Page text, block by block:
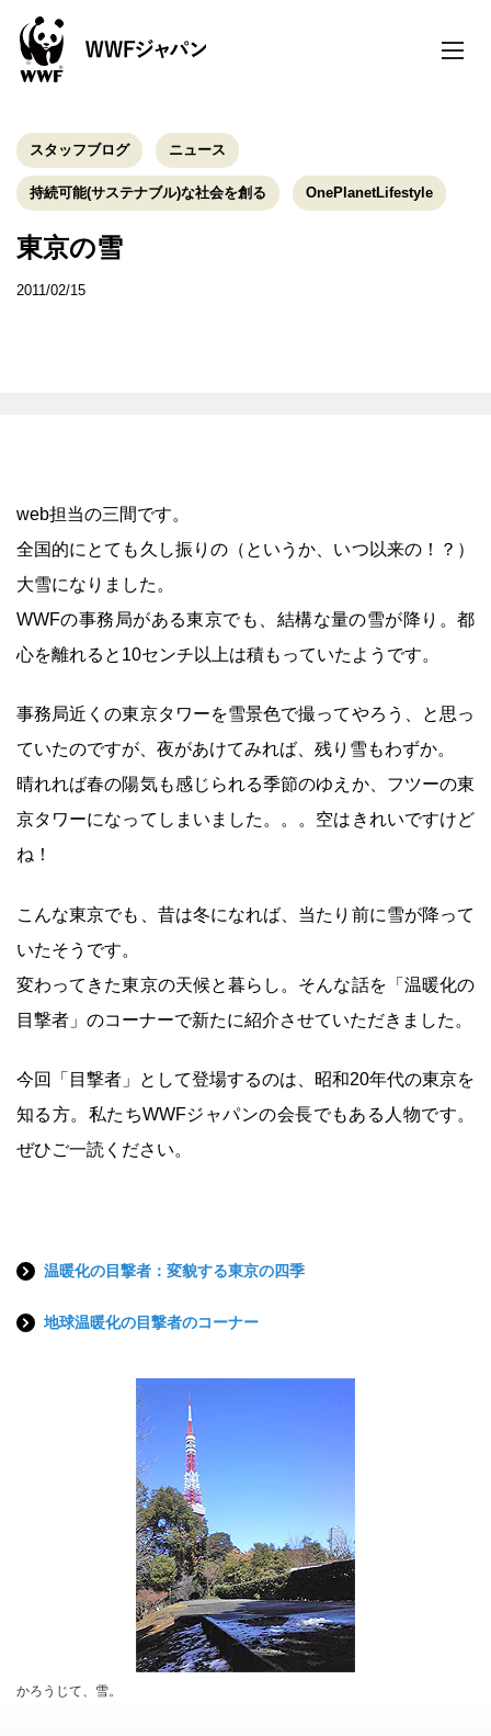
toggle
スタッフブログ ニュース
持続可能(サステナブル)な社会を創る OnePlanetLifestyle
東京の雪
2011/02/15
web担当の三間です。
全国的にとても久し振りの（というか、いつ以来の！？）
大雪になりました。
WWFの事務局がある東京でも、結構な量の雪が降り。都
心を離れると10センチ以上は積もっていたようです。
事務局近くの東京タワーを雪景色で撮ってやろう、と思っ
ていたのですが、夜があけてみれば、残り雪もわずか。
晴れれば春の陽気も感じられる季節のゆえか、フツーの東
京タワーになってしまいました。。。空はきれいですけど
ね！
こんな東京でも、昔は冬になれば、当たり前に雪が降って
いたそうです。
変わってきた東京の天候と暮らし。そんな話を「温暖化の
目撃者」のコーナーで新たに紹介させていただきました。
今回「目撃者」として登場するのは、昭和20年代の東京を
知る方。私たちWWFジャパンの会長でもある人物です。
ぜひご一読ください。
温暖化の目撃者：変貌する東京の四季
地球温暖化の目撃者のコーナー
かろうじて、雪。